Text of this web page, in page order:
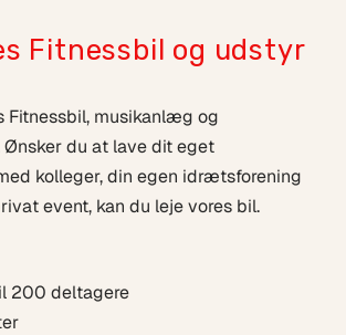
Fitnessbil og udstyr
Fitnessbil, musikanlæg og
du at lave dit eget
kolleger, din egen idrætsforening
event, kan du leje vores bil.
200 deltagere